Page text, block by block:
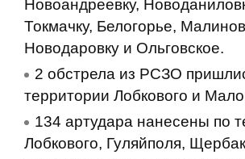
Новоандреевку,
Токмачку, Белогорье,
Новодаровку и Ольговское.
2 обстрела из РСЗО
территории Лобкового и
134 артудара нанесены по
Лобкового, Гуляйполя,